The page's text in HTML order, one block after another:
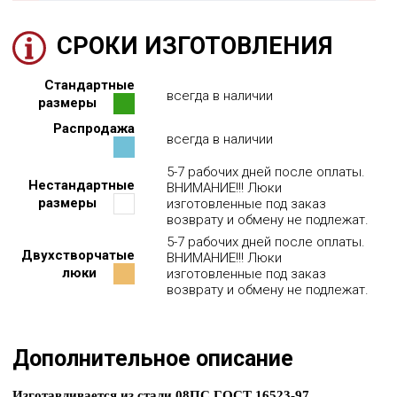
700 2047р 2439р 2796р 3072р 3073р 3244р 3314р
750 2135р 2796р 3072р 3397р
800 2198р 2439р 2796р 3223р 3397р
3531р 3534р 3535р 3592р 3832р 4065р
2439р 3531р 3534р 3535р 3592р 3832р 4065р
950 2395р 2439р 3531р 3534р 3535р 3774р
3531р 3534р 3535р 3774р 3991р 4574р
СРОКИ ИЗГОТОВЛЕНИЯ
Стандартные
размеры
всегда в наличии
Распродажа
всегда в наличии
Нестандартные
размеры
5-7 рабочих дней после оплаты.
ВНИМАНИЕ!!! Люки
изготовленные под заказ
возврату и обмену не подлежат.
Двухстворчатые
люки
5-7 рабочих дней после оплаты.
ВНИМАНИЕ!!! Люки
изготовленные под заказ
возврату и обмену не подлежат.
Дополнительное описание